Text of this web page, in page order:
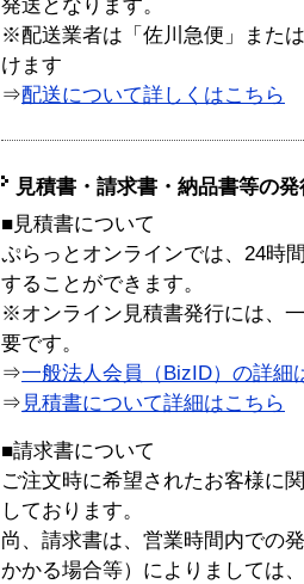
発送となります。
※配送業者は「佐川急便」また
けます
⇒配送について詳しくはこちら
見積書・請求書・納品書等の
■見積書について
ぷらっとオンラインでは、24時
することができます。
※オンライン見積書発行には、
要です。
⇒一般法人会員（BizID）の詳細
⇒ 見積書について詳細はこちら
■請求書について
ご注文時に希望されたお客様に
しております。
尚、請求書は、営業時間内での
かかる場合等）によりましては